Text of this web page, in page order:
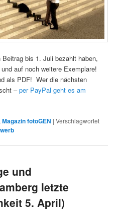
bis 1. Juli bezahlt haben,
auf noch weitere Exemplare!
als PDF! Wer die nächsten
–per PayPal geht es am
,Magazin fotoGEN |Verschlagwortet
und
letzte
5. April)